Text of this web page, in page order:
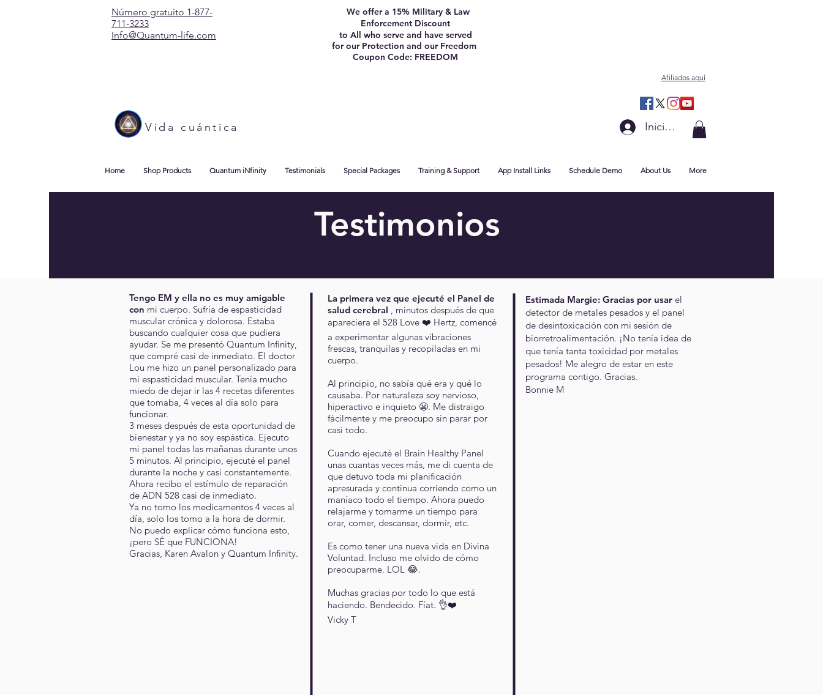
Número gratuito 1-877-
711-3233
Info@Quantum-life.com
We offer a 15% Military & Law
Enforcement Discount
to All who serve and have served
for our Protection and our Freedom
Coupon Code: FREEDOM
Afiliados aquí
Vida cuántica Iniciar sesión
Home Shop Products Quantum iNfinity Testimonials Special Packages Training & Support App Install Links Schedule Demo About Us More
Testimonios
Estimada Margie: Gracias por usar el
detector de metales pesados y el panel
de desintoxicación con mi sesión de
biorretroalimentación. ¡No tenía idea de
que tenía tanta toxicidad por metales
pesados! Me alegro de estar en este
programa contigo. Gracias.
Bonnie M
La primera vez que ejecuté el Panel de
salud cerebral , minutos después de que
apareciera el 528 Love ❤️ Hertz, comencé
a experimentar algunas vibraciones
frescas, tranquilas y recopiladas en mi
cuerpo.
Al principio, no sabía qué era y qué lo
causaba. Por naturaleza soy nervioso,
hiperactivo e inquieto 😬. Me distraigo
fácilmente y me preocupo sin parar por
casi todo.
Cuando ejecuté el Brain Healthy Panel
unas cuantas veces más, me di cuenta de
que detuvo toda mi planificación
apresurada y continua corriendo como un
maníaco todo el tiempo. Ahora puedo
relajarme y tomarme un tiempo para
orar, comer, descansar, dormir, etc.
Es como tener una nueva vida en Divina
Voluntad. Incluso me olvido de cómo
preocuparme. LOL 😂.
Muchas gracias por todo lo que está
haciendo. Bendecido. Fíat. 👌❤️
Vicky T
Tengo EM y ella no es muy amigable
con mi cuerpo. Sufría de espasticidad
muscular crónica y dolorosa. Estaba
buscando cualquier cosa que pudiera
ayudar. Se me presentó Quantum Infinity,
que compré casi de inmediato. El doctor
Lou me hizo un panel personalizado para
mi espasticidad muscular. Tenía mucho
miedo de dejar ir las 4 recetas diferentes
que tomaba, 4 veces al día solo para
funcionar.
3 meses después de esta oportunidad de
bienestar y ya no soy espástica. Ejecuto
mi panel todas las mañanas durante unos
5 minutos. Al principio, ejecuté el panel
durante la noche y casi constantemente.
Ahora recibo el estímulo de reparación
de ADN 528 casi de inmediato.
Ya no tomo los medicamentos 4 veces al
día, solo los tomo a la hora de dormir.
No puedo explicar cómo funciona esto,
¡pero SÉ que FUNCIONA!
Gracias, Karen Avalon y Quantum Infinity.